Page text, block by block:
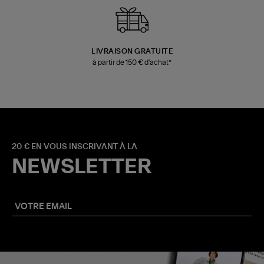
LIVRAISON GRATUITE
à partir de 150 € d'achat*
20 € EN VOUS INSCRIVANT À LA
NEWSLETTER